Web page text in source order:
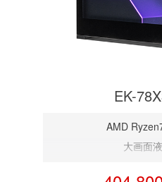
EK-
AMD
大画面